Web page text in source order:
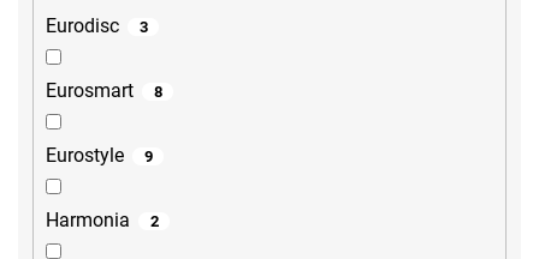
Eurodisc 3
Eurosmart 8
Eurostyle 9
Harmonia 2